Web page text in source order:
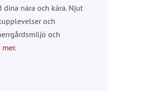
dina nära och kära. Njut
och
och
mer.